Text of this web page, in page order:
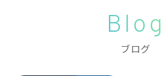
Blog
ブログ